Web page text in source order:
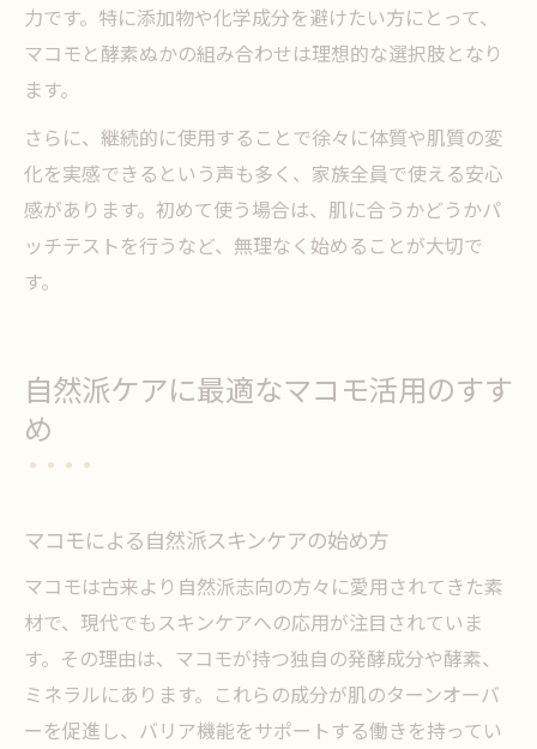
力です。特に添加物や化学成分を避けたい方にとって、
マコモと酵素ぬかの組み合わせは理想的な選択肢となり
ます。
さらに、継続的に使用することで徐々に体質や肌質の変
化を実感できるという声も多く、家族全員で使える安心
感があります。初めて使う場合は、肌に合うかどうかパ
ッチテストを行うなど、無理なく始めることが大切で
す。
自然派ケアに最適なマコモ活用のすす
め
マコモによる自然派スキンケアの始め方
マコモは古来より自然派志向の方々に愛用されてきた素
材で、現代でもスキンケアへの応用が注目されていま
す。その理由は、マコモが持つ独自の発酵成分や酵素、
ミネラルにあります。これらの成分が肌のターンオーバ
ーを促進し、バリア機能をサポートする働きを持ってい